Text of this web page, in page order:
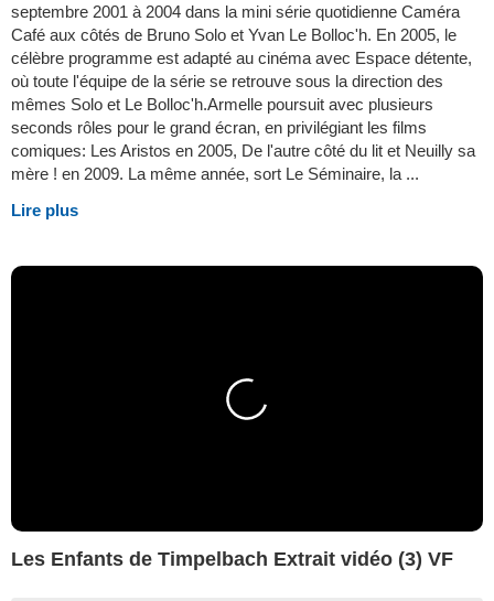
septembre 2001 à 2004 dans la mini série quotidienne Caméra
Café aux côtés de Bruno Solo et Yvan Le Bolloc'h. En 2005, le
célèbre programme est adapté au cinéma avec Espace détente,
où toute l'équipe de la série se retrouve sous la direction des
mêmes Solo et Le Bolloc'h.Armelle poursuit avec plusieurs
seconds rôles pour le grand écran, en privilégiant les films
comiques: Les Aristos en 2005, De l'autre côté du lit et Neuilly sa
mère ! en 2009. La même année, sort Le Séminaire, la ...
Lire plus
Les Enfants de Timpelbach Extrait vidéo (3) VF